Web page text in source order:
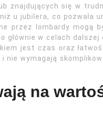
znajdujących się w
u jubilera, co pozwala
przez lombardy mogą
głównie w celach
jest czas oraz
wymagają
na